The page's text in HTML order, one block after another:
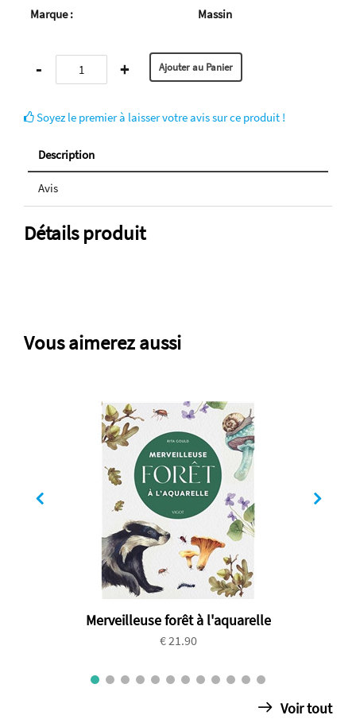
Marque :
Massin
- +
Soyez le premier à laisser votre avis sur ce produit !
Description
Avis
Détails produit
Vous aimerez aussi
Merveilleuse forêt à l'aquarelle
€ 21.90
Voir tout